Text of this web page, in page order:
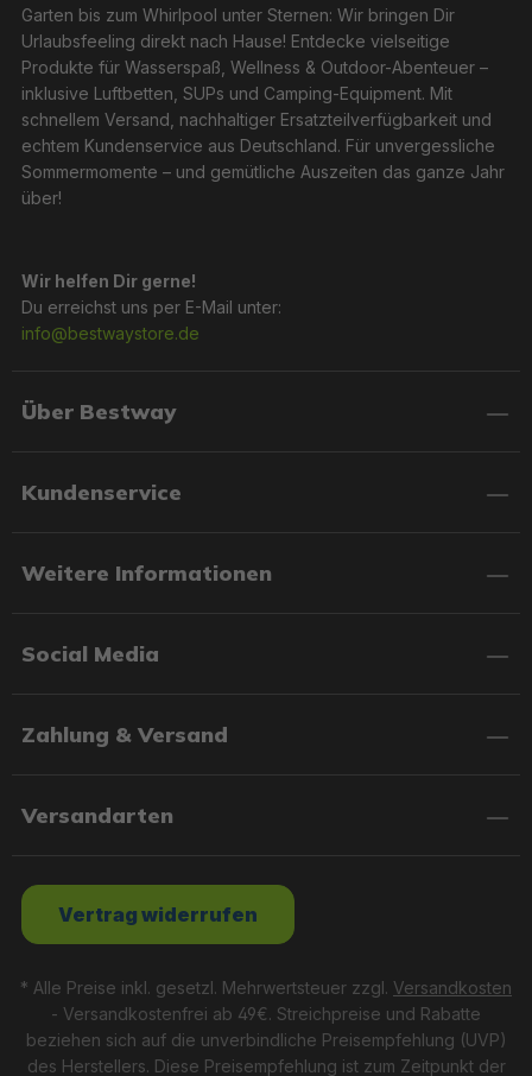
Garten bis zum Whirlpool unter Sternen: Wir bringen Dir
Urlaubsfeeling direkt nach Hause! Entdecke vielseitige
Produkte für Wasserspaß, Wellness & Outdoor-Abenteuer –
inklusive Luftbetten, SUPs und Camping-Equipment. Mit
schnellem Versand, nachhaltiger Ersatzteilverfügbarkeit und
echtem Kundenservice aus Deutschland. Für unvergessliche
Sommermomente – und gemütliche Auszeiten das ganze Jahr
über!
Wir helfen Dir gerne!
Du erreichst uns per E-Mail unter:
info@bestwaystore.de
Über Bestway
Kundenservice
Weitere Informationen
Social Media
Zahlung & Versand
Versandarten
Vertrag widerrufen
* Alle Preise inkl. gesetzl. Mehrwertsteuer zzgl. Versandkosten
- Versandkostenfrei ab 49€. Streichpreise und Rabatte
beziehen sich auf die unverbindliche Preisempfehlung (UVP)
des Herstellers. Diese Preisempfehlung ist zum Zeitpunkt der